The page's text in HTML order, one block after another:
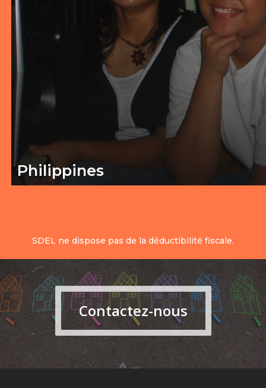
Philippines
SDEL ne dispose pas de la déductibilité fiscale.
Contactez-nous